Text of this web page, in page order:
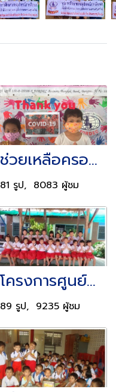
ช่วยเหลือครอบครัวผู้ซึ่งได้รับผลกระทบจาก Covid-19
81 รูป, 8083 ผู้ชม
โครงการศูนย์พัฒนาเด็ก/อบรมเด็กก่อนวัยเรียน
89 รูป, 9235 ผู้ชม